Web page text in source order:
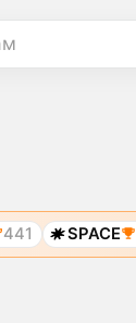
441 SPACE